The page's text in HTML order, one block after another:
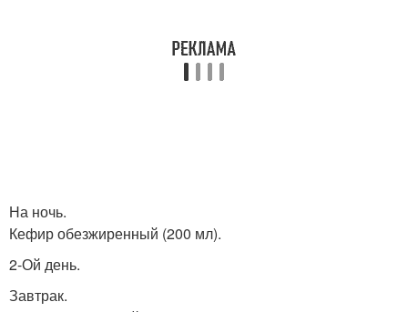
На ночь.
Кефир обезжиренный (200 мл).
2-Ой день.
Завтрак.